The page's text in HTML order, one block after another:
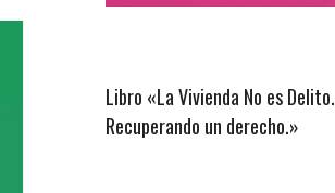
Libro «La Vivienda No es Delito.
Recuperando un derecho.»